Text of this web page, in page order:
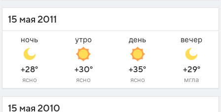
15 мая 2011
ночь
+28°
ясно
утро
+30°
ясно
день
+35°
ясно
вечер
+29°
мгла
15 мая 2010